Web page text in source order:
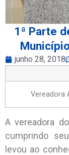
1ª Parte
junho 28, 2018
Vereadora
A vereadora
cumprindo
levou ao